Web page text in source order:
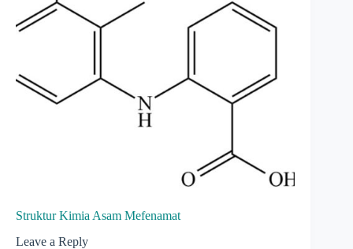
Struktur Kimia Asam Mefenamat
Leave a Reply